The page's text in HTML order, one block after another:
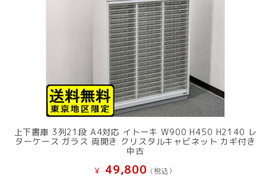
上下書庫 3列21段 A4対応 イトーキ W900 H450 H2140 レ
ターケース ガラス 両開き クリスタルキャビネット カギ付き
中古
¥ 49,800 (税込）